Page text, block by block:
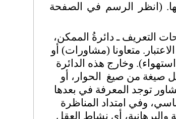
(انظر الرسم في الصفحة
التعريف ـ دائرةُ الممكن،
متعاونا (مشاورات) أو
وخارج هذه الدائرة
صيغة من صيغ
الحوار، أو
توجد المعرفة في بعدها
وفي امتداد المناظرة
والبرهانية، أي نشاط العقل